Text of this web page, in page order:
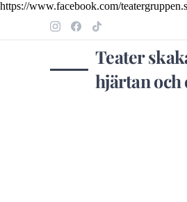
https://www.facebook.com/
Teater
hjärtan